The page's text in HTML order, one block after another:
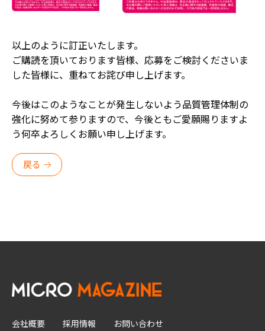
以上のように訂正いたします。
ご購読を頂いております皆様、応募をご検討くださいま
した皆様に、重ねてお詫び申し上げます。
今後はこのようなことが発生しないよう品質管理体制の
強化に努めて参りますので、今後ともご愛願賜りますよ
う何卒よろしくお願い申し上げます。
戻る
会社概要 採用情報 お問い合わせ